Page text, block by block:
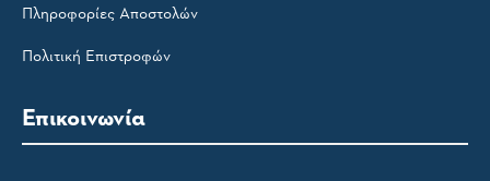
Πληροφορίες Αποστολών
Πολιτική Επιστροφών
Επικοινωνία